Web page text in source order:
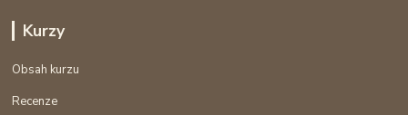
Kurzy
Obsah kurzu
Recenze